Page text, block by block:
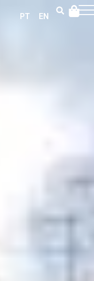
PT EN